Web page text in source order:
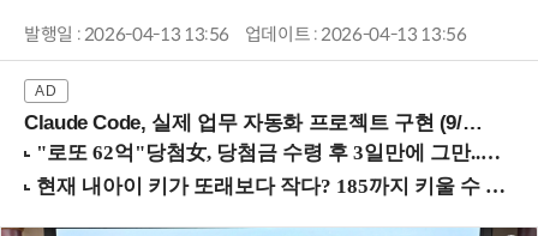
발행일 : 2026-04-13 13:56 업데이트 : 2026-04-13 13:56
Claude Code, 실제 업무 자동화 프로젝트 구현 (9/16 ~17 강남역)